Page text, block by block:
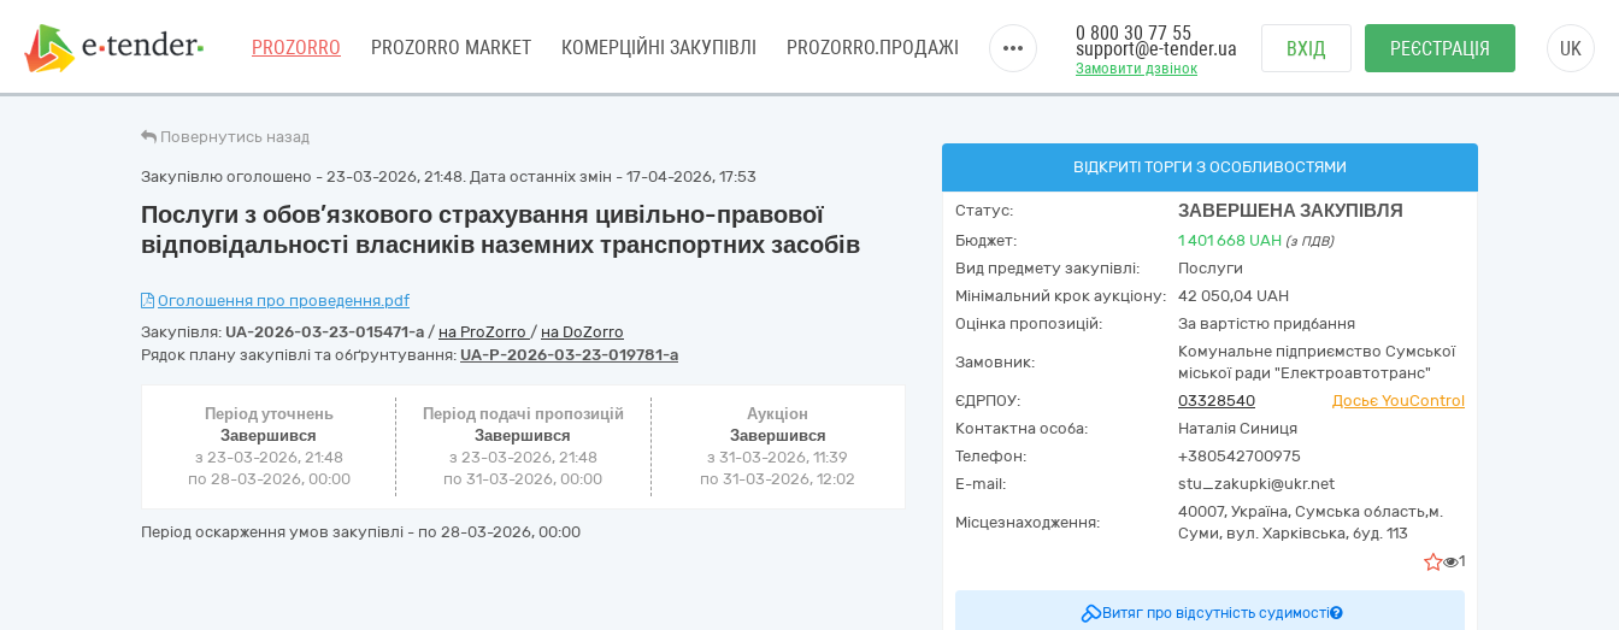
PROZORRO PROZORRO MARKET КОМЕРЦІЙНІ ЗАКУПІВЛІ PROZORRO.ПРОДАЖІ
Замовити дзвінок
0 800 30 77 55
support@e-tender.ua ВХІД РЕЄСТРАЦІЯ UK
Повернутись назад
Закупівлю оголошено - 23-03-2026, 21:48. Дата останніх змін - 17-04-2026, 17:53
Послуги з обов’язкового страхування цивільно-правової
відповідальності власників наземних транспортних засобів
Оголошення про проведення.pdf
Закупівля: UA-2026-03-23-015471-a / на ProZorro / на DoZorro
Рядок плану закупівлі та обґрунтування: UA-P-2026-03-23-019781-a
Період уточнень
Завершився
з 23-03-2026, 21:48
по 28-03-2026, 00:00
Період подачі пропозицій
Завершився
з 23-03-2026, 21:48
по 31-03-2026, 00:00
Аукціон
Завершився
з31-03-2026, 11:39
по31-03-2026, 12:02
Період оскарження умов закупівлі - по 28-03-2026, 00:00
ВІДКРИТІ ТОРГИ З ОСОБЛИВОСТЯМИ
Статус: ЗАВЕРШЕНА ЗАКУПІВЛЯ
Бюджет: 1 401 668 UAH (з ПДВ)
Вид предмету закупівлі:
Послуги
Мінімальний крок аукціону:
42 050,04 UAH
Оцінка пропозицій:
За вартістю придбання
Замовник:
Комунальне підприємство Сумської
міської ради "Електроавтотранс"
ЄДРПОУ:
03328540
Досьє YouControl
Контактна особа:
Наталія Синиця
Телефон:
+380542700975
E-mail:
stu_zakupki@ukr.net
Місцезнаходження:
40007, Україна, Сумська область,м.
Суми, вул. Харківська, буд. 113
1
Витяг про відсутність судимості